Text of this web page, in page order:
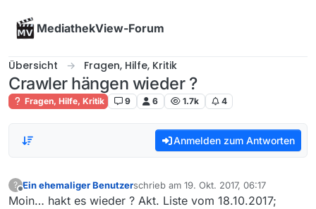
MediathekView-Forum
Übersicht Fragen, Hilfe, Kritik
Crawler hängen wieder ?
Fragen, Hilfe, Kritik 9 6 1.7k 4
Anmelden zum Antworten
?
Offline
Ein ehemaliger Benutzerschrieb am 19. Okt. 2017, 06:17
zuletzt editiert von
Moin… hakt es wieder ? Akt. Liste vom 18.10.2017;